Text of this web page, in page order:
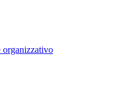
organizzativo